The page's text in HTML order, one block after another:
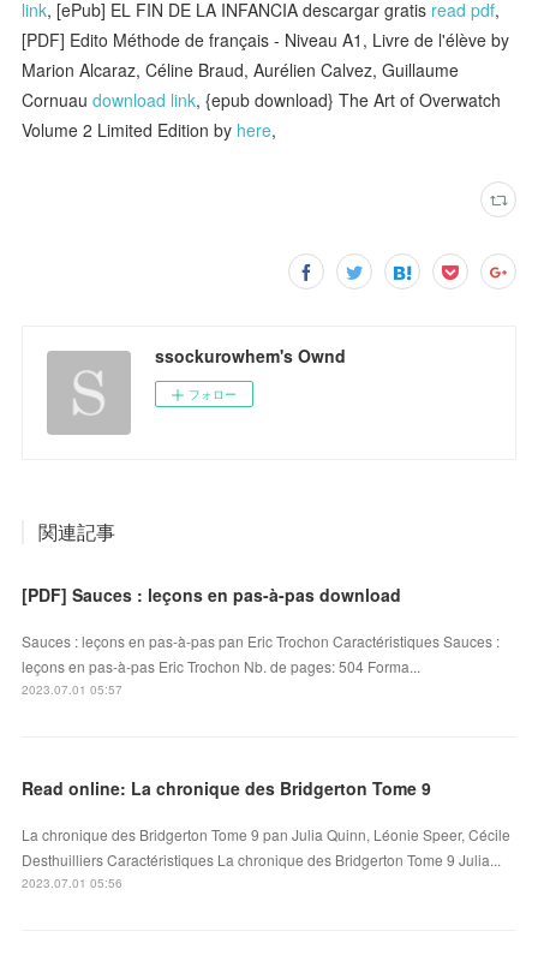
link, [ePub] EL FIN DE LA INFANCIA descargar gratis read pdf,
[PDF] Edito Méthode de français - Niveau A1, Livre de l'élève by
Marion Alcaraz, Céline Braud, Aurélien Calvez, Guillaume
Cornuaudownload link, {epub download} The Art of Overwatch
Volume 2 Limited Edition by here,
ssockurowhem's Ownd
フォロー
関連記事
[PDF] Sauces : leçons en pas-à-pas download
Sauces : leçons en pas-à-pas pan Eric Trochon Caractéristiques Sauces :
leçons en pas-à-pas Eric Trochon Nb. de pages: 504 Forma...
2023.07.01 05:57
Read online: La chronique des Bridgerton Tome 9
La chronique des Bridgerton Tome 9 pan Julia Quinn, Léonie Speer, Cécile
Desthuilliers Caractéristiques La chronique des Bridgerton Tome 9 Julia...
2023.07.01 05:56